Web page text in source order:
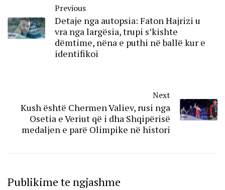
Previous
Detaje nga autopsia: Faton Hajrizi u
vra nga largësia, trupi s’kishte
dëmtime, nëna e puthi në ballë kur e
identifikoi
Next
Kush është Chermen Valiev, rusi nga
Osetia e Veriut që i dha Shqipërisë
medaljen e parë Olimpike në histori
Publikime te ngjashme